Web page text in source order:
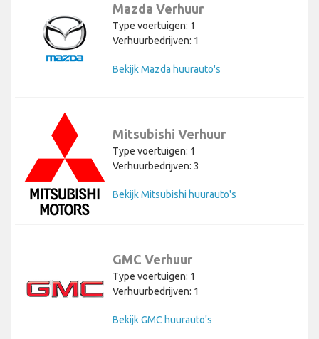
Mazda Verhuur
Type voertuigen: 1
Verhuurbedrijven: 1
Bekijk Mazda huurauto's
Mitsubishi Verhuur
Type voertuigen: 1
Verhuurbedrijven: 3
Bekijk Mitsubishi huurauto's
GMC Verhuur
Type voertuigen: 1
Verhuurbedrijven: 1
Bekijk GMC huurauto's